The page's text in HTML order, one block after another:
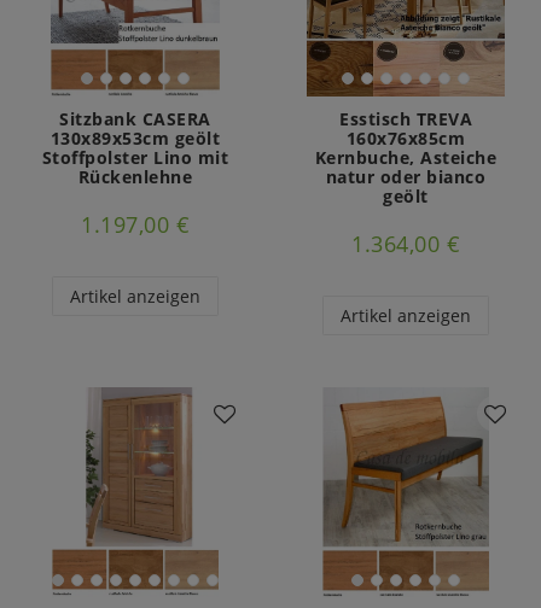
Sitzbank CASERA
130x89x53cm geölt
Stoffpolster Lino mit
Rückenlehne
1.197,00 €
Artikel anzeigen
Esstisch TREVA
160x76x85cm
Kernbuche, Asteiche
natur oder bianco
geölt
1.364,00 €
Artikel anzeigen